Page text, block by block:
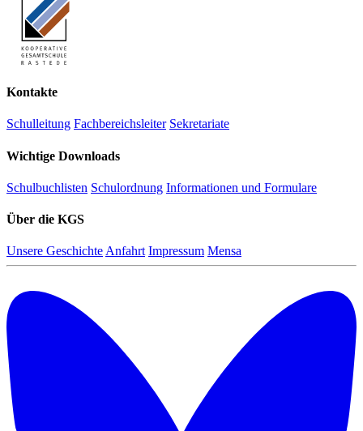
Kontakte
Schulleitung Fachbereichsleiter Sekretariate
Wichtige Downloads
Schulbuchlisten Schulordnung Informationen und Formulare
Über die KGS
Unsere Geschichte Anfahrt Impressum Mensa